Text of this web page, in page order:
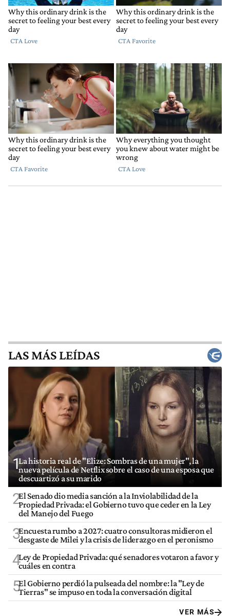
LAS MÁS LEÍDAS
1La historia real de "Elize: Sombras de una mujer", la
nueva película de Netflix sobre el caso de una esposa que
descuartizó a su marido
2El Senado dio media sanción a la Inviolabilidad de la
Propiedad Privada: el Gobierno tuvo que ceder en la Ley
del Manejo del Fuego
3Encuesta rumbo a 2027: cuatro consultoras midieron el
desgaste de Milei y la crisis de liderazgo en el peronismo
4Ley de Propiedad Privada: qué senadores votaron a favor y
cuáles en contra
5El Gobierno perdió la pulseada del nombre: la "Ley de
Tierras" se impuso en toda la conversación digital
VER MÁS